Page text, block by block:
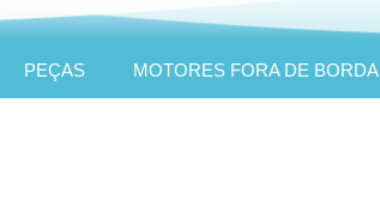
PEÇAS MOTORES FORA DE BORDA